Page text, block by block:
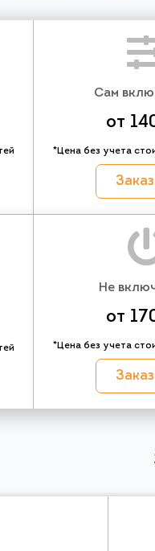
Сам
от
*Цена без учета
Не
от
*Цена без учета